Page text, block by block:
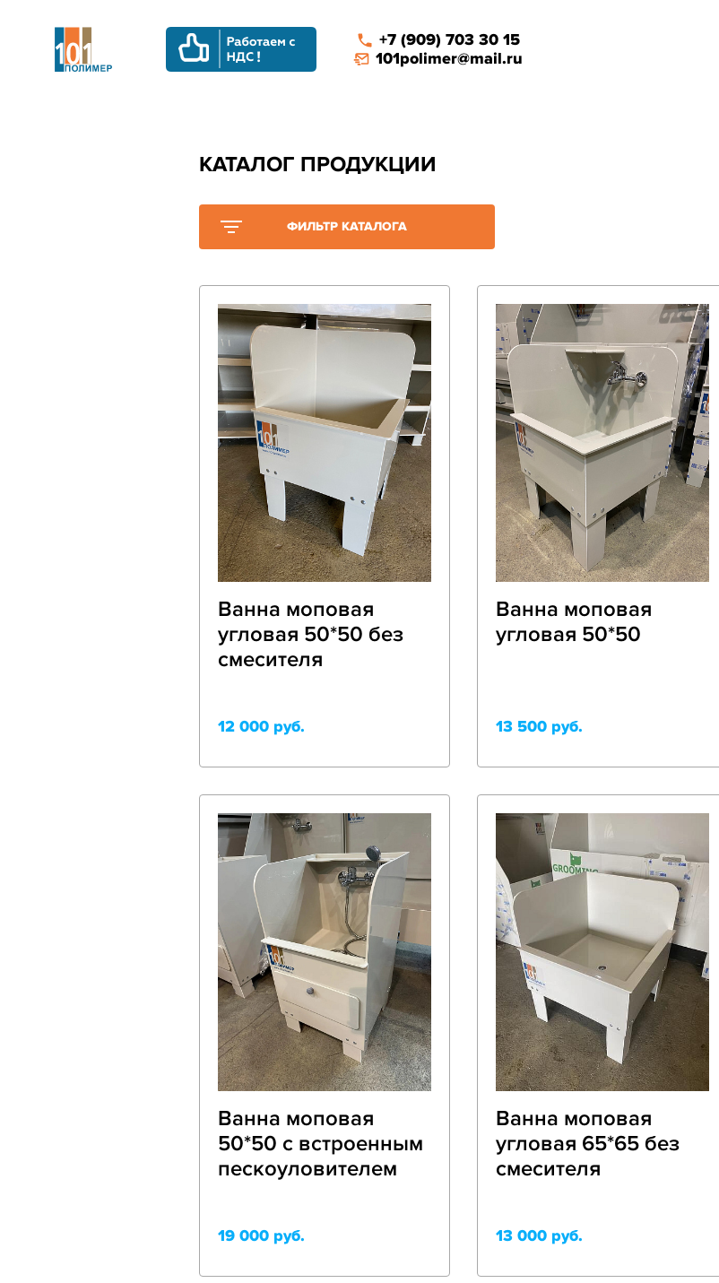
+7 (909) 703 30 15
101polimer@mail.ru
КАТАЛОГ ПРОДУКЦИИ
ФИЛЬТР КАТАЛОГА
Ванна моповая
угловая 50*50 без
смесителя
12 000 руб.
Ванна моповая
угловая 50*50
13 500 руб.
Ванна моповая
50*50 с встроенным
пескоуловителем
19 000 руб.
Ванна моповая
угловая 65*65 без
смесителя
13 000 руб.